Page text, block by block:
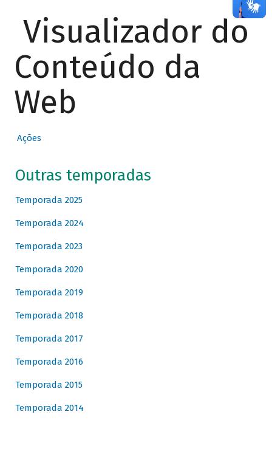
Visualizador do
Conteúdo da
Web
Ações
Outras temporadas
Temporada 2025
Temporada 2024
Temporada 2023
Temporada 2020
Temporada 2019
Temporada 2018
Temporada 2017
Temporada 2016
Temporada 2015
Temporada 2014